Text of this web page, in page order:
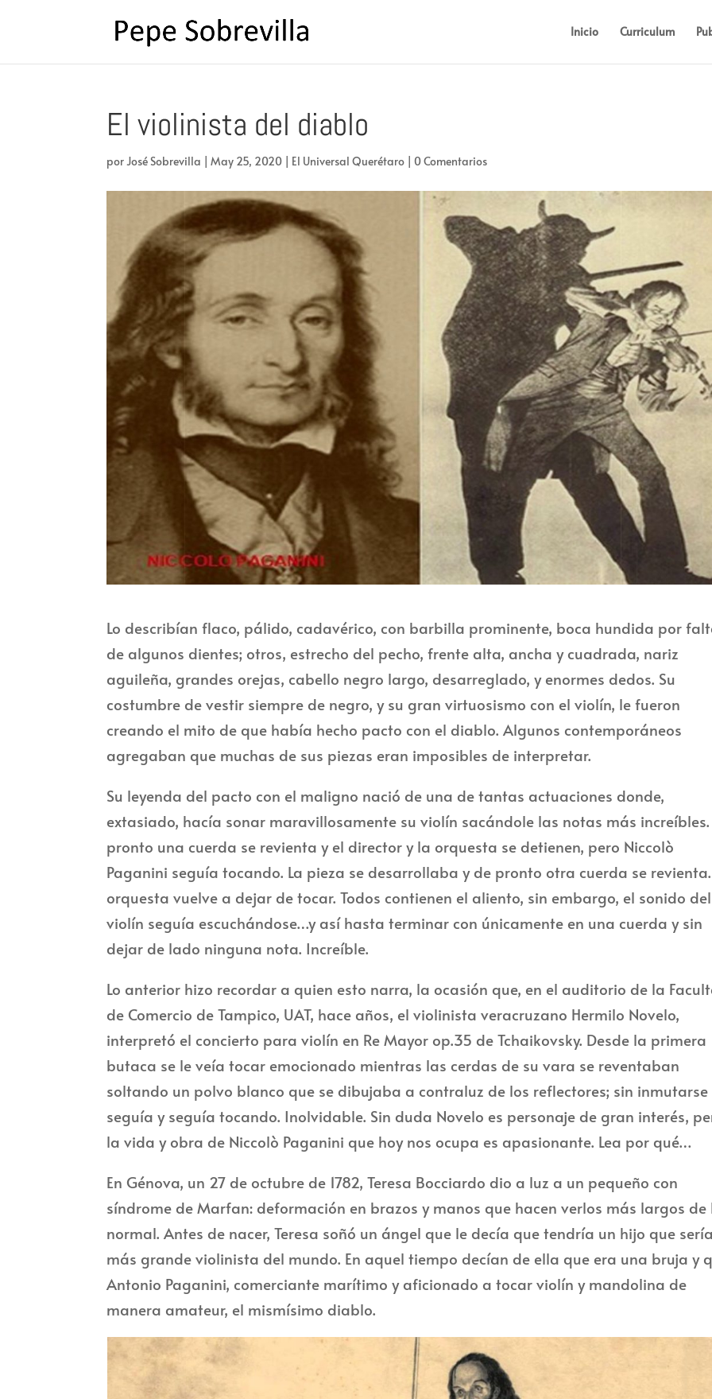
Inicio Curriculum
El violinista del diablo
porJosé Sobrevilla |May 25, 2020 | El Universal Querétaro |0 Comentarios
Lo describían flaco, pálido, cadavérico, con barbilla prominente, boca hundida por
de algunos dientes; otros, estrecho del pecho, frente alta, ancha y cuadrada, nariz
aguileña, grandes orejas, cabello negro largo, desarreglado, y enormes dedos. Su
costumbre de vestir siempre de negro, y su gran virtuosismo con el violín, le fueron
creando el mito de que había hecho pacto con el diablo. Algunos contemporáneos
agregaban que muchas de sus piezas eran imposibles de interpretar.
Su leyenda del pacto con el maligno nació de una de tantas actuaciones donde,
extasiado, hacía sonar maravillosamente su violín sacándole las notas más increíbles.
pronto una cuerda se revienta y el director y la orquesta se detienen, pero Niccolò
Paganini seguía tocando. La pieza se desarrollaba y de pronto otra cuerda se revienta.
orquesta vuelve a dejar de tocar. Todos contienen el aliento, sin embargo, el sonido del
violín seguía escuchándose…y así hasta terminar con únicamente en una cuerda y sin
dejar de lado ninguna nota. Increíble.
Lo anterior hizo recordar a quien esto narra, la ocasión que, en el auditorio de la
de Comercio de Tampico, UAT, hace años, el violinista veracruzano Hermilo Novelo,
interpretó el concierto para violín en Re Mayor op.35 de Tchaikovsky. Desde la primera
butaca se le veía tocar emocionado mientras las cerdas de su vara se reventaban
soltando un polvo blanco que se dibujaba a contraluz de los reflectores; sin inmutarse
seguía y seguía tocando. Inolvidable. Sin duda Novelo es personaje de gran interés,
la vida y obra de Niccolò Paganini que hoy nos ocupa es apasionante. Lea por qué…
En Génova, un 27 de octubre de 1782, Teresa Bocciardo dio a luz a un pequeño con
síndrome de Marfan: deformación en brazos y manos que hacen verlos más largos de
normal. Antes de nacer, Teresa soñó un ángel que le decía que tendría un hijo que
más grande violinista del mundo. En aquel tiempo decían de ella que era una bruja y
Antonio Paganini, comerciante marítimo y aficionado a tocar violín y mandolina de
manera amateur, el mismísimo diablo.